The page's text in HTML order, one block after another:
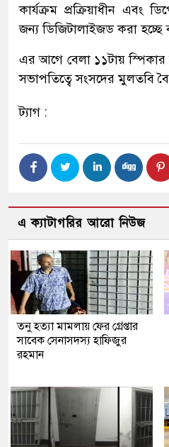
কার্যক্রম প্রক্রিয়াধীন এবং
জন্য ডিজিটালাইজড করা হচ্ছে
এর আগে বেলা ১১টায়
সভাপতিত্বে সংসদের মুলতবি
ট্যাগ :
এ ক্যাটাগরির আরো নিউজ
তনু হত্যা মামলায় ফের গ্রেপ্তার
সাবেক সেনাসদস্য হাফিজুর
রহমান